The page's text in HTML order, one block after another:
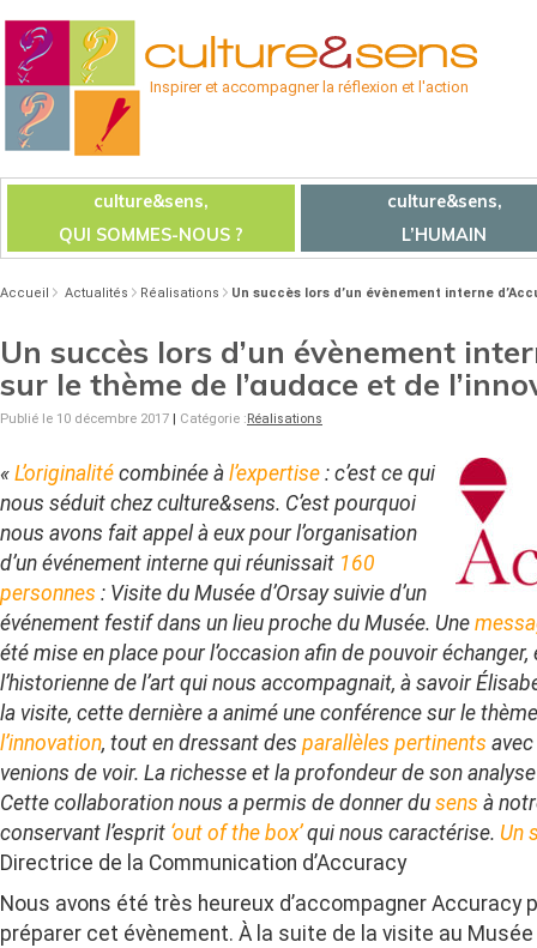
Inspirer et accompagner la réflexion et l'action
culture&sens,
QUI SOMMES-NOUS ?
culture&sens,
L’HUMAIN
Accueil Actualités Réalisations Un succès lors d’un évènement interne
Un succès lors d’un évènement
sur le thème de l’audace et de
Publié le 10 décembre 2017 | Catégorie :Réalisations
« L’originalité combinée à l’expertise : c’est ce qui
nous séduit chez culture&sens. C’est pourquoi
nous avons fait appel à eux pour l’organisation
d’un événement interne qui réunissait 160
personnes : Visite du Musée d’Orsay suivie d’un
événement festif dans un lieu proche du Musée. Une
été mise en place pour l’occasion afin de pouvoir échanger,
l’historienne de l’art qui nous accompagnait, à savoir
la visite, cette dernière a animé une conférence sur le
l’innovation, tout en dressant des parallèles pertinents
venions de voir. La richesse et la profondeur de son
Cette collaboration nous a permis de donner du sens à
conservant l’esprit ‘out of the box’qui nous caractérise. Un
Directrice de la Communication d’Accuracy
Nous avons été très heureux d’accompagner Accuracy
préparer cet évènement. À la suite de la visite au Musée